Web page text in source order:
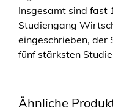
Insgesamt sind fast
Studiengang
eingeschrieben, der
fünf stärksten
Ähnliche